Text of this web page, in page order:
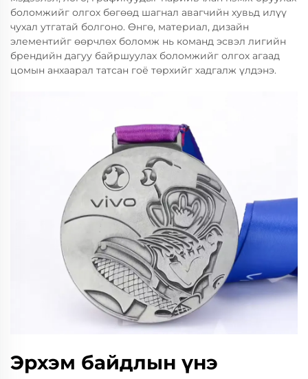
боломжийг олгох бөгөөд шагнал авагчийн хувьд илүү
чухал утгатай болгоно. Өнгө, материал, дизайн
элементийг өөрчлөх боломж нь команд эсвэл лигийн
брендийн дагуу байршуулах боломжийг олгох агаад
цомын анхаарал татсан гоё төрхийг хадгалж үлдэнэ.
Эрхэм байдлын үнэ